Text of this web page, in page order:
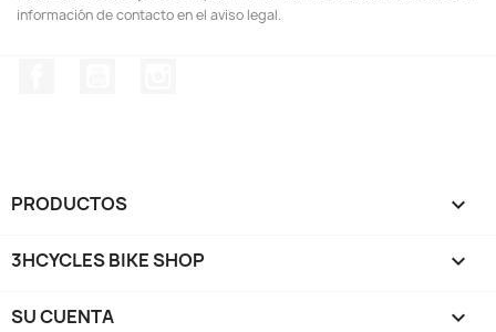
información de contacto en el aviso legal.
PRODUCTOS 
3HCYCLES BIKE SHOP 
SU CUENTA 